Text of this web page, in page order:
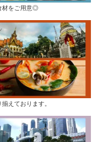
材をご用意◎
えております。